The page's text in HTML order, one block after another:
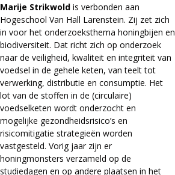
Marije Strikwold is verbonden aan
Hogeschool Van Hall Larenstein. Zij zet zich
in voor het onderzoeksthema honingbijen en
biodiversiteit. Dat richt zich op onderzoek
naar de veiligheid, kwaliteit en integriteit van
voedsel in de gehele keten, van teelt tot
verwerking, distributie en consumptie. Het
lot van de stoffen in de (circulaire)
voedselketen wordt onderzocht en
mogelijke gezondheidsrisico’s en
risicomitigatie strategieën worden
vastgesteld. Vorig jaar zijn er
honingmonsters verzameld op de
studiedagen en op andere plaatsen in het